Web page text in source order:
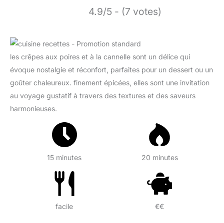
4.9/5 - (7 votes)
les crêpes aux poires et à la cannelle sont un délice qui
évoque nostalgie et réconfort, parfaites pour un dessert ou un
goûter chaleureux. finement épicées, elles sont une invitation
au voyage gustatif à travers des textures et des saveurs
harmonieuses.
15 minutes 20 minutes
facile €€